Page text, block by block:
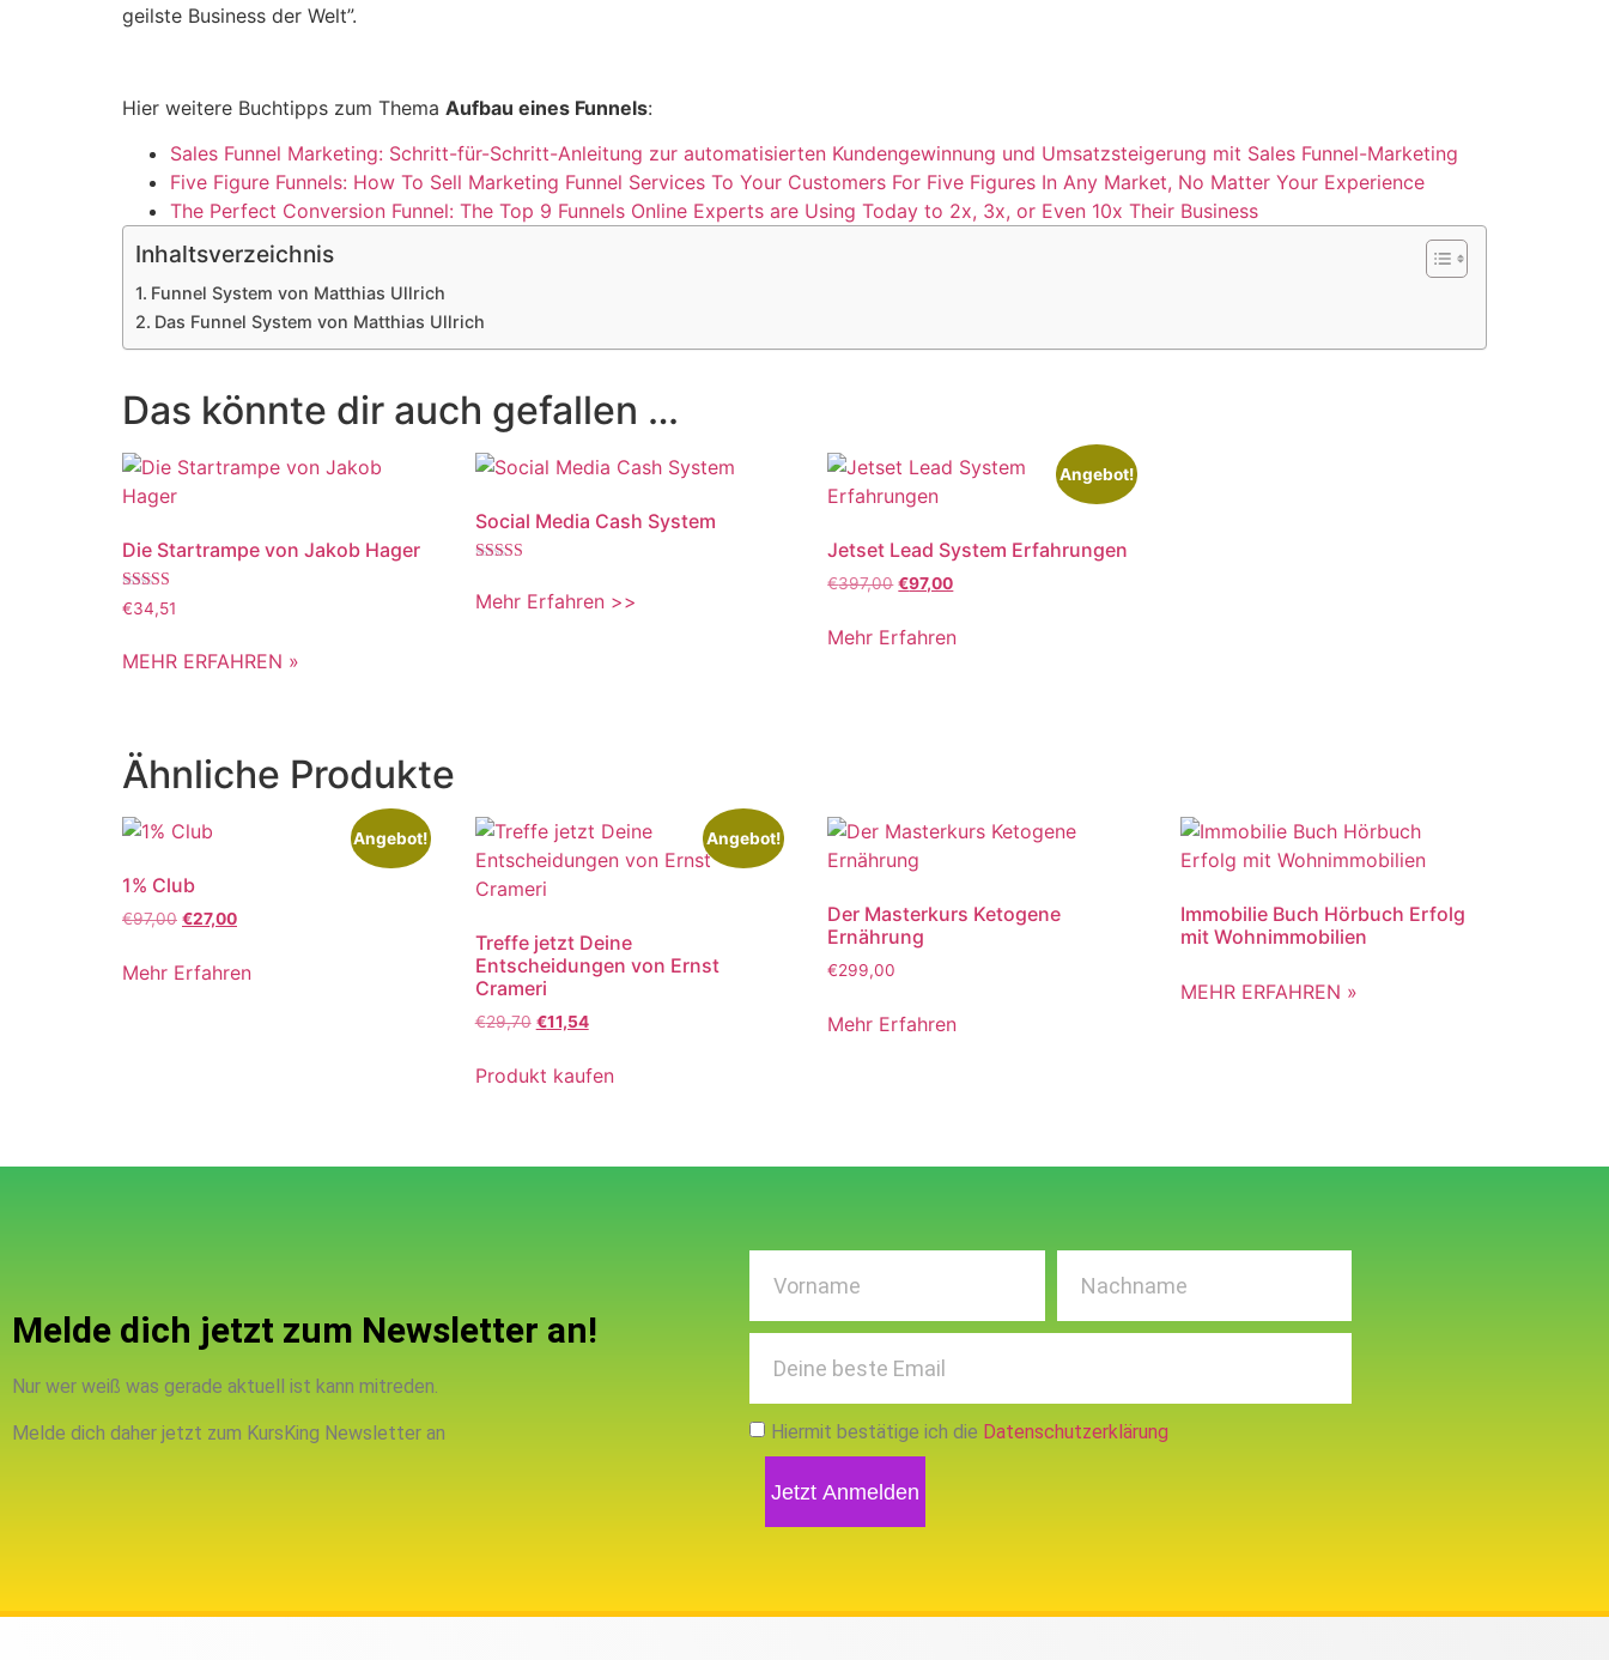
geilste Business der Welt”.
Hier weitere Buchtipps zum Thema Aufbau eines Funnels:
Sales Funnel Marketing: Schritt-für-Schritt-Anleitung zur automatisierten Kundengewinnung und Umsatzsteigerung mit Sales Funnel-Marketing
Five Figure Funnels: How To Sell Marketing Funnel Services To Your Customers For Five Figures In Any Market, No Matter Your Experience
The Perfect Conversion Funnel: The Top 9 Funnels Online Experts are Using Today to 2x, 3x, or Even 10x Their Business
Inhaltsverzeichnis
Funnel System von Matthias Ullrich
Das Funnel System von Matthias Ullrich
Das könnte dir auch gefallen …
Die Startrampe von Jakob Hager
Bewertet mit
5.00
€34,51
MEHR ERFAHREN »
Social Media Cash System
5.00
von 5
Mehr Erfahren >>
Angebot!
Jetset Lead System Erfahrungen
€397,00 €97,00
Mehr Erfahren
Ähnliche Produkte
Angebot!
1% Club
€97,00 €27,00
Mehr Erfahren
Angebot!
Treffe jetzt Deine
Entscheidungen von Ernst
Crameri
€29,70 €11,54
Produkt kaufen
Der Masterkurs Ketogene
Ernährung
€299,00
Mehr Erfahren
Immobilie Buch Hörbuch Erfolg
mit Wohnimmobilien
MEHR ERFAHREN »
Melde dich jetzt zum Newsletter an!
Nur wer weiß was gerade aktuell ist kann mitreden.
Melde dich daher jetzt zum KursKing Newsletter an Hiermit bestätige ich die Datenschutzerklärung
Jetzt Anmelden